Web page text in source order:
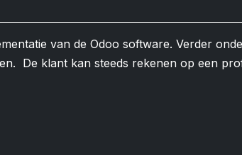
van de Odoo software. Verder
De klant kan steeds rekenen op een